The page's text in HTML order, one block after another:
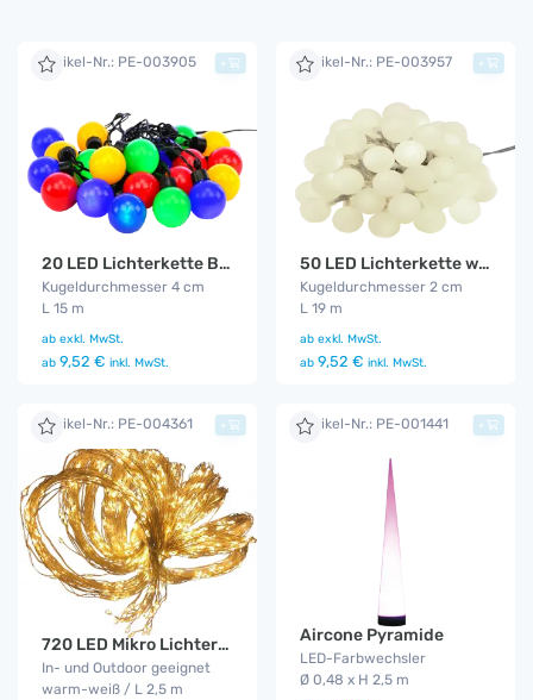
Artikel-Nr.: PE-003905
20 LED Lichterkette Bunt
Kugeldurchmesser 4 cm
L 15 m
ab exkl. MwSt.
ab 9,52 € inkl. MwSt.
+ Artikel-Nr.: PE-003957
50 LED Lichterkette warm - weiß
Kugeldurchmesser 2 cm
L 19 m
ab exkl. MwSt.
ab 9,52 € inkl. MwSt.
+
Artikel-Nr.: PE-004361
720 LED Mikro Lichterbündel
In- und Outdoor geeignet
warm-weiß / L 2,5 m
+ Artikel-Nr.: PE-001441
Aircone Pyramide
LED-Farbwechsler
Ø 0,48 x H 2,5 m
+